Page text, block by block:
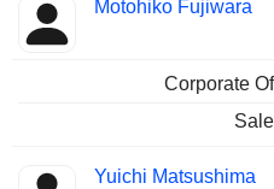
Motohiko Fujiwara
Corporate
Yuichi Matsushima